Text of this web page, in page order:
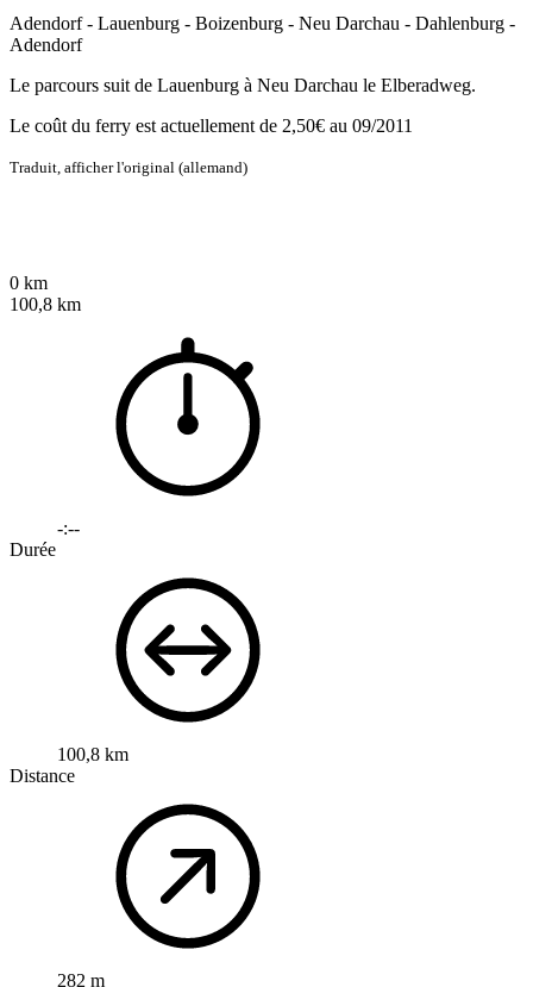
Adendorf - Lauenburg - Boizenburg - Neu Darchau - Dahlenburg -
Adendorf
Le parcours suit de Lauenburg à Neu Darchau le Elberadweg.
Le coût du ferry est actuellement de 2,50€ au 09/2011
Traduit, afficher l'original (allemand)
0 km
100,8 km
-:--
Durée
100,8 km
Distance
282 m